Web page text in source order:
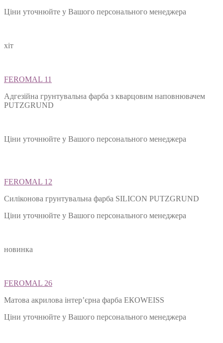
Ціни уточнюйте у Вашого персонального менеджера
хіт
FEROMAL 11
Адгезійна грунтувальна фарба з кварцовим наповнювачем
PUTZGRUND
Ціни уточнюйте у Вашого персонального менеджера
FEROMAL 12
Силіконова грунтувальна фарба SILIСON PUTZGRUND
Ціни уточнюйте у Вашого персонального менеджера
новинка
FEROMAL 26
Матова акрилова інтер’єрна фарба ЕКОWEISS
Ціни уточнюйте у Вашого персонального менеджера